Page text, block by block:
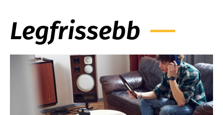
Legfrissebb